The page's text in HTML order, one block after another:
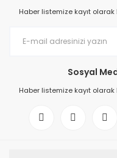
Haber listemize kayıt
Sosyal
Haber listemize kayıt